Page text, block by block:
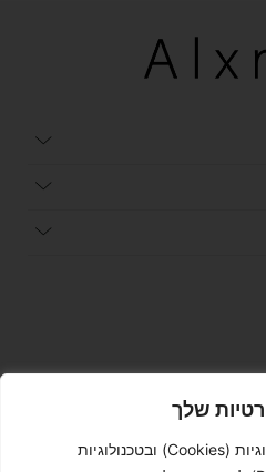
שלך
אתר זה עושה שימוש בקבצי עוגיות (Cookies) ובטכנולוגיות